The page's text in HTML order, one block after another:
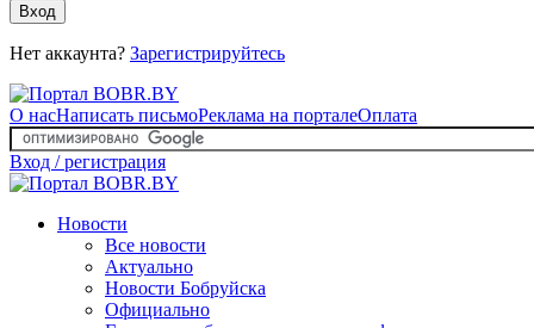
Вход
Нет аккаунта? Зарегистрируйтесь
О насНаписать письмоРеклама на порталеОплата
Вход / регистрация
Новости
Все новости
Актуально
Новости Бобруйска
Официально